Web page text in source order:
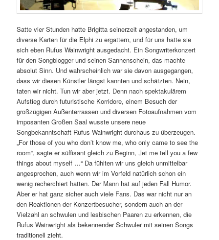
Satte vier Stunden hatte Brigitta seinerzeit angestanden, um
diverse Karten für die Elphi zu ergattern, und für uns hatte sie
sich eben Rufus Wainwright ausgedacht. Ein Songwriterkonzert
für den Songblogger und seinen Sannenschein, das machte
absolut Sinn. Und wahrscheinlich war sie davon ausgegangen,
dass wir diesen Künstler längst kannten und schätzten. Nein,
taten wir nicht. Tun wir aber jetzt. Denn nach spektakulärem
Aufstieg durch futuristische Korridore, einem Besuch der
großzügigen Außenterrassen und diversen Fotoaufnahmen vom
imposanten Großen Saal wusste unsere neue
Songbekanntschaft Rufus Wainwright durchaus zu überzeugen.
„For those of you who don’t know me, who only came to see the
room“, sagte er süffisant gleich zu Beginn, „let me tell you a few
things about myself …“ Da fühlten wir uns gleich unmittelbar
angesprochen, auch wenn wir im Vorfeld natürlich schon ein
wenig recherchiert hatten. Der Mann hat auf jeden Fall Humor.
Aber er hat ganz sicher auch viele Fans. Das war nicht nur an
den Reaktionen der Konzertbesucher, sondern auch an der
Vielzahl an schwulen und lesbischen Paaren zu erkennen, die
Rufus Wainwright als bekennender Schwuler mit seinen Songs
traditionell zieht.